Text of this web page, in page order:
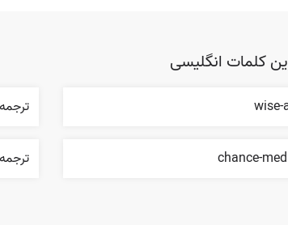
کلمات انگلیسی
ترجمه muscovado
ترجمه reconstituted